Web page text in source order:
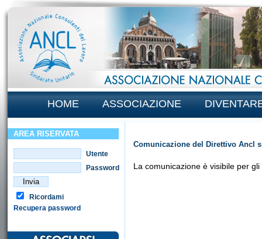
HOME ASSOCIAZIONE
AREA RISERVATA
Utente
Password
Ricordami
Recupera password
Comunicazione del Direttivo Ancl
La comunicazione è visibile per